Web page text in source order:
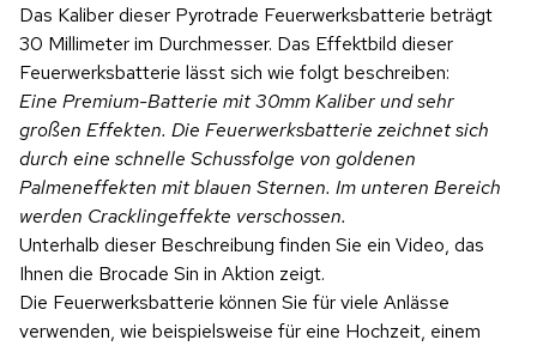
Das Kaliber dieser Pyrotrade Feuerwerksbatterie beträgt
30 Millimeter im Durchmesser. Das Effektbild dieser
Feuerwerksbatterie lässt sich wie folgt beschreiben:
Eine Premium-Batterie mit 30mm Kaliber und sehr
großen Effekten. Die Feuerwerksbatterie zeichnet sich
durch eine schnelle Schussfolge von goldenen
Palmeneffekten mit blauen Sternen. Im unteren Bereich
werden Cracklingeffekte verschossen.
Unterhalb dieser Beschreibung finden Sie ein Video, das
Ihnen die Brocade Sin in Aktion zeigt.
Die Feuerwerksbatterie können Sie für viele Anlässe
verwenden, wie beispielsweise für eine Hochzeit, einem